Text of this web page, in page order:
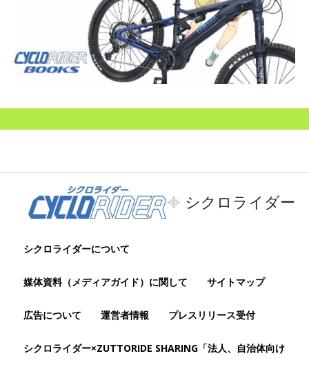
シクロライダー
シクロライダーについて
媒体資料（メディアガイド）に関して サイトマップ
広告について 運営者情報 プレスリリース受付
シクロライダー×ZUTTORIDE SHARING「法人、自治体向け